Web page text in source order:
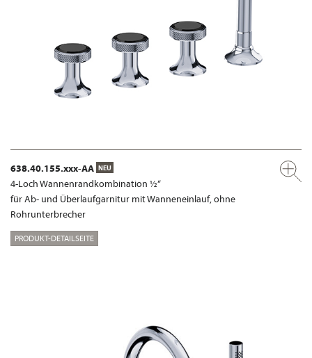
638.40.155.xxx-AA NEU
4-Loch Wannenrandkombination ½“
für Ab- und Überlaufgarnitur mit Wanneneinlauf, ohne
Rohrunterbrecher
PRODUKT-DETAILSEITE